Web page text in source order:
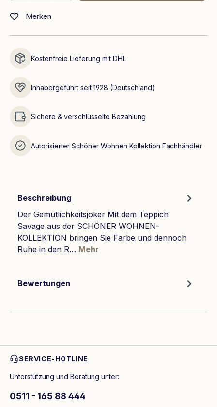
Merken
Kostenfreie Lieferung mit DHL
Inhabergeführt seit 1928 (Deutschland)
Sichere & verschlüsselte Bezahlung
Autorisierter Schöner Wohnen Kollektion Fachhändler
Beschreibung
Der Gemütlichkeitsjoker Mit dem Teppich
Savage aus der SCHÖNER WOHNEN-
KOLLEKTION bringen Sie Farbe und dennoch
Ruhe in den R… Mehr
Bewertungen
SERVICE-HOTLINE
Unterstützung und Beratung unter:
0511 - 165 88 444